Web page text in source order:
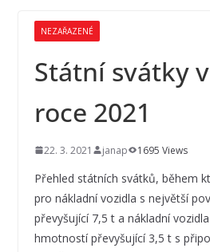
NEZAŘAZENÉ
Státní svátky
roce 2021
22. 3. 2021 janap 1695 Views
Přehled státních svátků, během
pro nákladní vozidla s největší
převyšující 7,5 t a nákladní
hmotností převyšující 3,5 t s